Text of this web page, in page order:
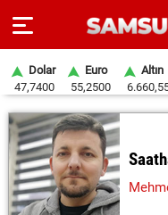
ANA
SAYFA
SAMSUN
HABER
Dolar
47,7400
Euro
55,2500
Altın